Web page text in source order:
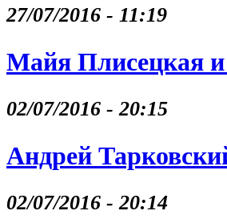
27/07/2016 - 11:19
Майя Плисецкая
02/07/2016 - 20:15
Андрей
02/07/2016 - 20:14